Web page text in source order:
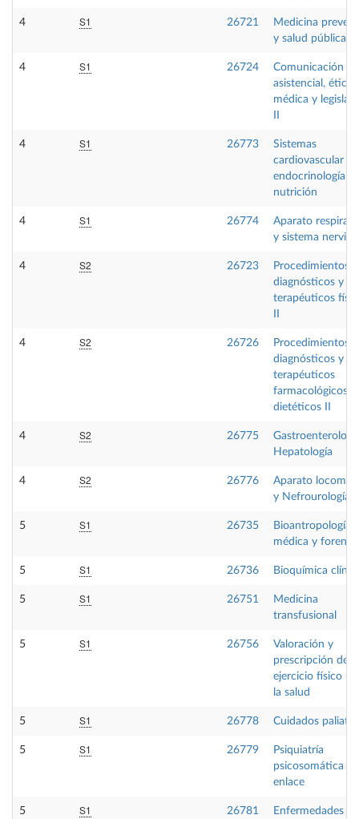
4 S1 26721
Medicina
y salud pública
4 S1 26724
Comunicación
asistencial, ética
médica y
4 S1 26773
Sistemas
cardiovascular y
endocrinología y
nutrición
4 S1 26774
Aparato
y sistema
4 S2 26723
Procedimientos
diagnósticos y
terapéuticos
4 S2 26726
Procedimientos
diagnósticos y
terapéuticos
farmacológicos y
dietéticos II
4 S2 26775
Hepatología
4 S2 26776
Aparato
y Nefrourología
5 S1 26735
Bioantropología
médica y forense
5 S1 26736 Bioquímica
5 S1 26751
Medicina
transfusional
5 S1 26756
Valoración y
prescripción del
ejercicio físico
la salud
5 S1 26778 Cuidados
5 S1 26779
Psiquiatría
psicosomática y
enlace
5 S1 26781
Enfermedades